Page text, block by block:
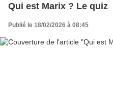
Qui est Marix ? Le quiz
Publié le 18/02/2026 à 08:45